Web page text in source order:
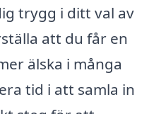
trygg i ditt val av
att du får en
älska i många
tid i att samla in